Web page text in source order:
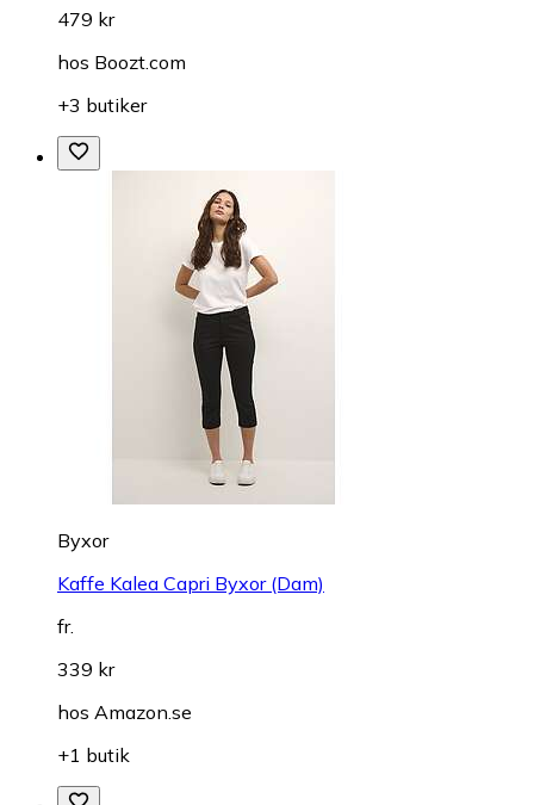
479 kr
hos Boozt.com
+3 butiker
Byxor
Kaffe Kalea Capri Byxor (Dam)
fr.
339 kr
hos Amazon.se
+1 butik